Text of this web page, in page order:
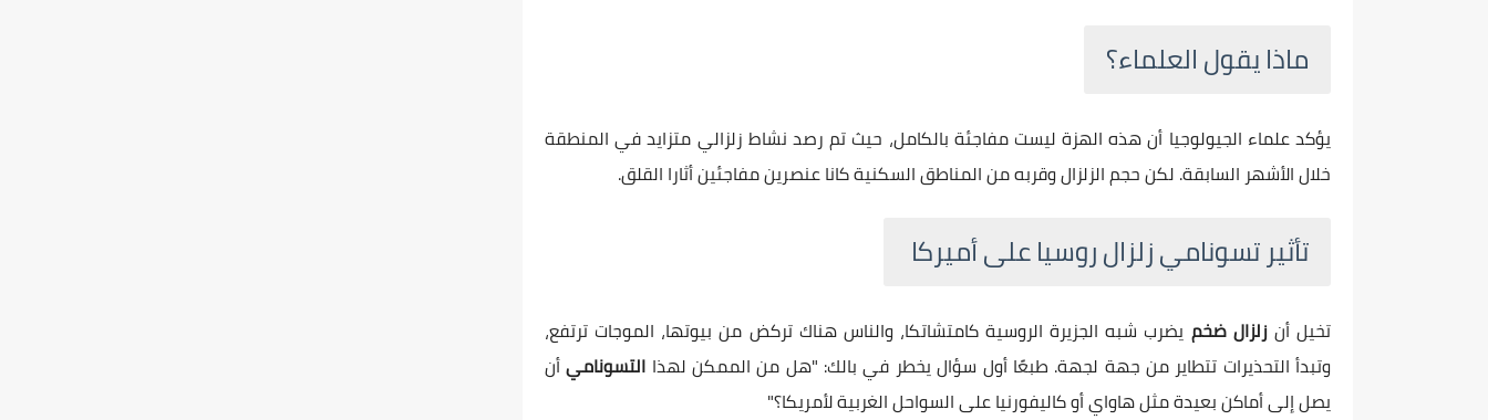
ماذا يقول العلماء؟
يؤكد علماء الجيولوجيا أن هذه الهزة ليست مفاجئة بالكامل، حيث تم رصد نشاط زلزالي متزايد في المنطقة
خلال الأشهر السابقة. لكن حجم الزلزال وقربه من المناطق السكنية كانا عنصرين مفاجئين أثارا القلق.
تأثير تسونامي زلزال روسيا على أميركا
تخيل أنزلزال ضخم يضرب شبه الجزيرة الروسية كامتشاتكا، والناس هناك تركض من بيوتها، الموجات ترتفع،
وتبدأ التحذيرات تتطاير من جهة لجهة. طبعًا أول سؤال يخطر في بالك: "هل من الممكن لهذا التسوناميأن
يصل إلى أماكن بعيدة مثل هاواي أو كاليفورنيا على السواحل الغربية لأمريكا؟"